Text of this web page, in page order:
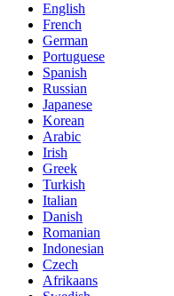
English
French
German
Portuguese
Spanish
Russian
Japanese
Korean
Arabic
Irish
Greek
Turkish
Italian
Danish
Romanian
Indonesian
Czech
Afrikaans